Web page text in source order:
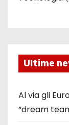
Ultime
Al via gli
“dream